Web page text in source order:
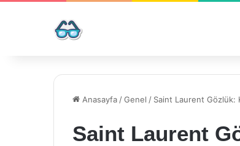
Anasayfa /Genel / Saint Laurent Gözlük:
Saint Laurent